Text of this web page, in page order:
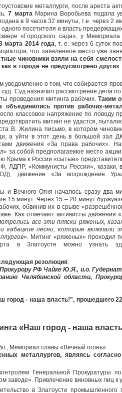
металлурги, после ареста
7 мартаМарина Воробьева подала
в 9 часов 32 минуты, т.е. через 2
посетителя и власть
«Городского сада», у
марта 2014 года, т. е. через 6 суток
что заявленное место уже
чиновники взяли на себя
в городе не предусмотрено
о том, что собирается
Суд назначил рассмотрение дела
проведения митинга рабочих. Таким
объединились против рабочих-
классовое напряжение по поводу
митинг не удастся,
В. Жилина письмо, в котором
а уйти в этот день в большой зал
движения «За права рабочих».
за собой предполагаемое место
Крыма к России «сытые»
ЛДПР, «Коммунисты России», казаки,
движение «За возрождение
Вечного Огня началось сразу два
15 минут. Через 15 – 20 минут
обвинив их в срыве
Как отмечают активисты движения
все эти пляски ряженых,
кабацкие песни, которые включали
». Митинг «ряженых» проходил
в Златоусте можно узнать
резолюция:
РФ Чайке Ю.Я., и.о.
Челябинской области,
- наша власть!", прошедшего
«Наш город - наша
Мемориал славы «Вечный огонь»
металлургов, являясь
Генеральной Прокуратуры
заводе». Привлечение виновных лиц к
в Златоусте промышленного